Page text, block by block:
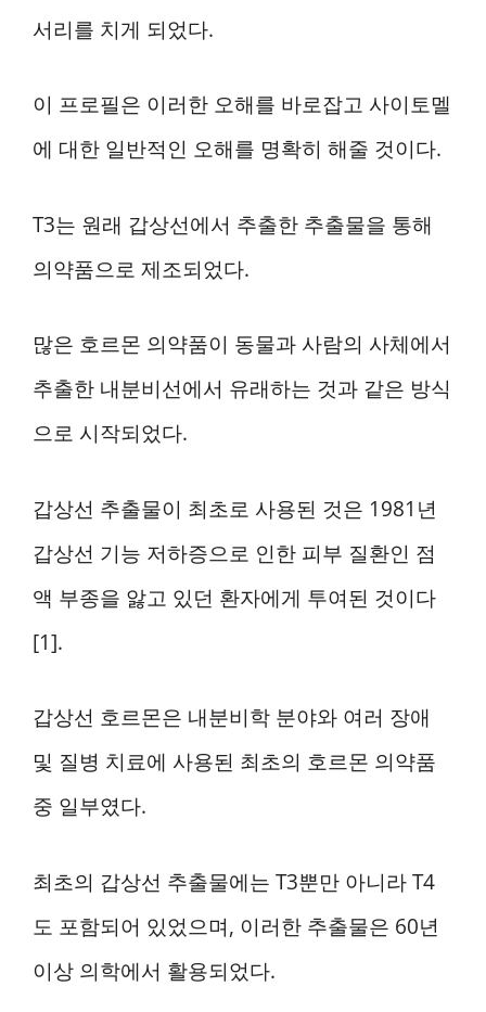
서리를 치게 되었다.
이 프로필은 이러한 오해를 바로잡고 사이토멜
에 대한 일반적인 오해를 명확히 해줄 것이다.
T3는 원래 갑상선에서 추출한 추출물을 통해
의약품으로 제조되었다.
많은 호르몬 의약품이 동물과 사람의 사체에서
추출한 내분비선에서 유래하는 것과 같은 방식
으로 시작되었다.
갑상선 추출물이 최초로 사용된 것은 1981년
갑상선 기능 저하증으로 인한 피부 질환인 점
액 부종을 앓고 있던 환자에게 투여된 것이다
[1].
갑상선 호르몬은 내분비학 분야와 여러 장애
및 질병 치료에 사용된 최초의 호르몬 의약품
중 일부였다.
최초의 갑상선 추출물에는 T3뿐만 아니라 T4
도 포함되어 있었으며, 이러한 추출물은 60년
이상 의학에서 활용되었다.